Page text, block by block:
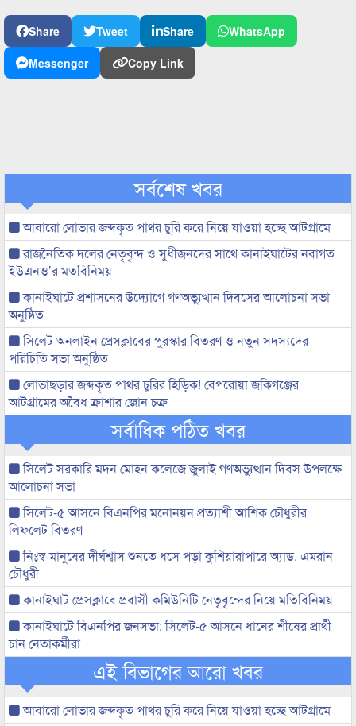
Share Tweet Share
WhatsApp
Messenger
Copy Link
সর্বশেষ খবর
আবারো লোভার জব্দকৃত পাথর চুরি করে নিয়ে যাওয়া হচ্ছে আটগ্রামে
রাজনৈতিক দলের নেতৃবৃন্দ ও সুধীজনদের সাথে কানাইঘাটের নবাগত
ইউএনও’র মতবিনিময়
কানাইঘাটে প্রশাসনের উদ্যোগে গণঅভ্যুত্থান দিবসের আলোচনা সভা
অনুষ্ঠিত
সিলেট অনলাইন প্রেসক্লাবের পুরস্কার বিতরণ ও নতুন সদস্যদের
পরিচিতি সভা অনুষ্ঠিত
লোভাছড়ার জব্দকৃত পাথর চুরির হিড়িক! বেপরোয়া জকিগঞ্জের
আটগ্রামের অবৈধ ক্রাশার জোন চক্র
সর্বাধিক পঠিত খবর
সিলেট সরকারি মদন মোহন কলেজে জুলাই গণঅভ্যুত্থান দিবস উপলক্ষে
আলোচনা সভা
সিলেট-৫ আসনে বিএনপির মনোনয়ন প্রত্যাশী আশিক চৌধুরীর
লিফলেট বিতরণ
নিঃস্ব মানুষের দীর্ঘশ্বাস শুনতে ধসে পড়া কুশিয়ারাপারে অ্যাড. এমরান
চৌধুরী
কানাইঘাট প্রেসক্লাবে প্রবাসী কমিউনিটি নেতৃবৃন্দের নিয়ে মতিবিনিময়
কানাইঘাটে বিএনপির জনসভা: সিলেট-৫ আসনে ধানের শীষের প্রার্থী
চান নেতাকর্মীরা
এই বিভাগের আরো খবর
আবারো লোভার জব্দকৃত পাথর চুরি করে নিয়ে যাওয়া হচ্ছে আটগ্রামে